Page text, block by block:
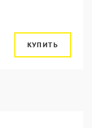
КУПИТЬ